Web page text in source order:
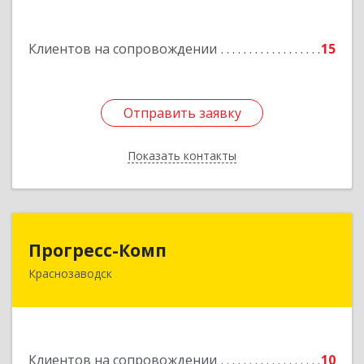
Клиентов на сопровождении 15
Отправить заявку
Показать контакты
Отправить заявку
Назад
Прогресс-Комп
Краснозаводск
Клиентов на сопровождении 10
141321, Московская обл, Сергиево-Посадский